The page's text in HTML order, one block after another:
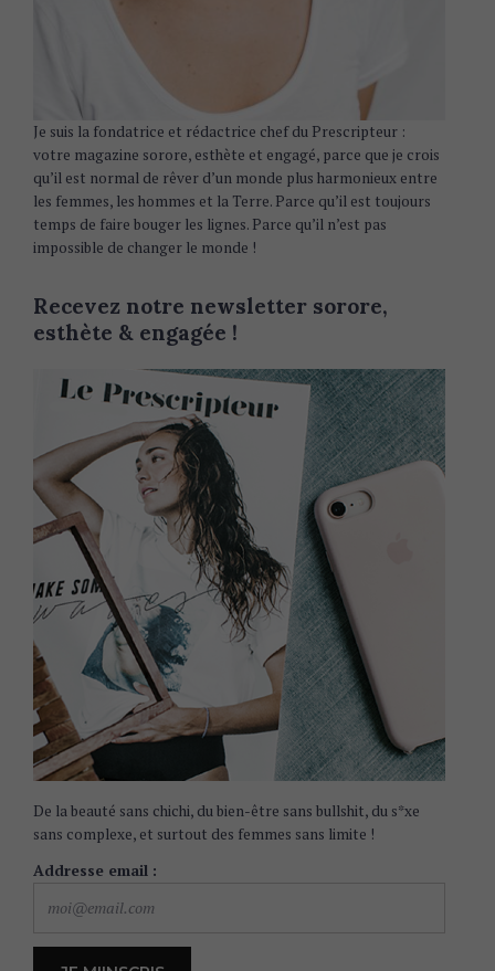
Je suis la fondatrice et rédactrice chef du Prescripteur :
votre magazine sorore, esthète et engagé, parce que je crois
qu’il est normal de rêver d’un monde plus harmonieux entre
les femmes, les hommes et la Terre. Parce qu’il est toujours
temps de faire bouger les lignes. Parce qu’il n’est pas
impossible de changer le monde !
Recevez notre newsletter sorore,
esthète & engagée !
De la beauté sans chichi, du bien-être sans bullshit, du s*xe
sans complexe, et surtout des femmes sans limite !
Addresse email :